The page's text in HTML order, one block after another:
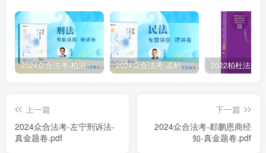
2024众合法考-柏浪涛刑法-精讲卷pdf电子版（附视频1-76全） 2024众合法考-孟献贵民法-精讲卷.pdf
上一篇
2024众合法考-左宁刑诉法-
真金题卷.pdf
下一篇
2024众合法考-郄鹏恩商经
知-真金题卷.pdf